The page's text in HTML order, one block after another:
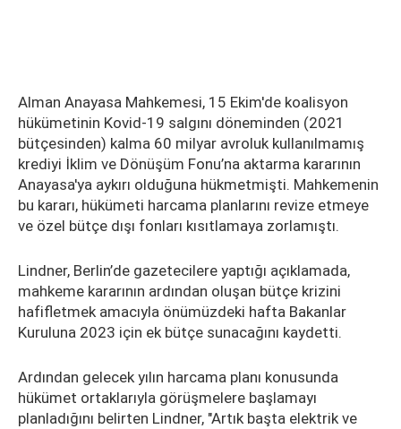
Alman Anayasa Mahkemesi, 15 Ekim'de koalisyon
hükümetinin Kovid-19 salgını döneminden (2021
bütçesinden) kalma 60 milyar avroluk kullanılmamış
krediyi İklim ve Dönüşüm Fonu’na aktarma kararının
Anayasa'ya aykırı olduğuna hükmetmişti. Mahkemenin
bu kararı, hükümeti harcama planlarını revize etmeye
ve özel bütçe dışı fonları kısıtlamaya zorlamıştı.
Lindner, Berlin’de gazetecilere yaptığı açıklamada,
mahkeme kararının ardından oluşan bütçe krizini
hafifletmek amacıyla önümüzdeki hafta Bakanlar
Kuruluna 2023 için ek bütçe sunacağını kaydetti.
Ardından gelecek yılın harcama planı konusunda
hükümet ortaklarıyla görüşmelere başlamayı
planladığını belirten Lindner, "Artık başta elektrik ve